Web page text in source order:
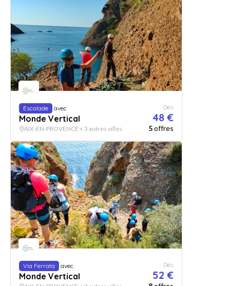
Escalade avec
Monde Vertical
Dès
48 €
AIX-EN-PROVENCE + 3 autres villes 5offres
Via Ferrata avec
Monde Vertical
Dès
52 €